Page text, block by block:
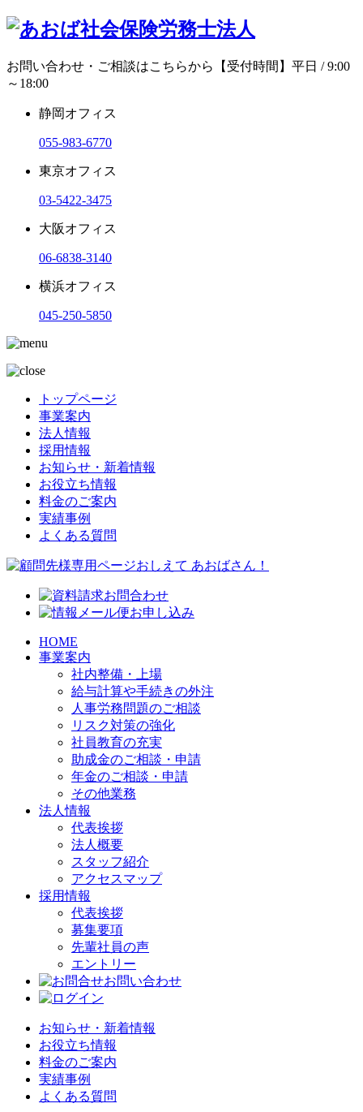
お問い合わせ・ご相談はこちらから
【受付時間】平日 / 9:00
～18:00
静岡オフィス
055-983-6770
東京オフィス
03-5422-3475
大阪オフィス
06-6838-3140
横浜オフィス
045-250-5850
トップページ
事業案内
法人情報
採用情報
お知らせ・新着情報
お役立ち情報
料金のご案内
実績事例
よくある質問
HOME
事業案内
社内整備・上場
給与計算や手続きの外注
人事労務問題のご相談
リスク対策の強化
社員教育の充実
助成金のご相談・申請
年金のご相談・申請
その他業務
法人情報
代表挨拶
法人概要
スタッフ紹介
アクセスマップ
採用情報
代表挨拶
募集要項
先輩社員の声
エントリー
お問い合わせ
お知らせ・新着情報
お役立ち情報
料金のご案内
実績事例
よくある質問